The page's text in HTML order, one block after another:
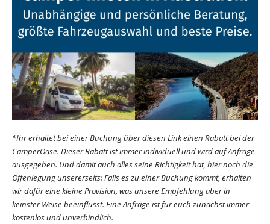
*Ihr erhaltet bei einer Buchung über diesen Link einen Rabatt bei der
CamperOase. Dieser Rabatt ist immer individuell und wird auf Anfrage
ausgegeben. Und damit auch alles seine Richtigkeit hat, hier noch die
Offenlegung unsererseits: Falls es zu einer Buchung kommt, erhalten
wir dafür eine kleine Provision, was unsere Empfehlung aber in
keinster Weise beeinflusst. Eine Anfrage ist für euch zunächst immer
kostenlos und unverbindlich.